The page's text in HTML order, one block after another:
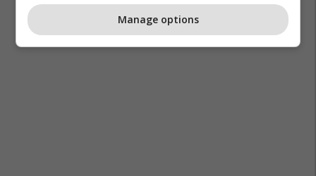
Manage options